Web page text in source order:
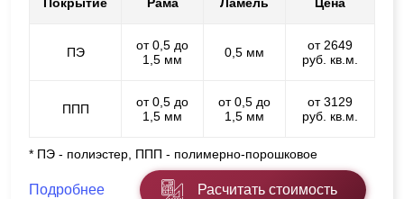
ПЭ
от 0,5 до
1,5 мм
0,5 мм
от 2649
руб. кв.м.
ППП
от 0,5 до
1,5 мм
от 0,5 до
1,5 мм
от 3129
руб. кв.м.
* ПЭ - полиэстер, ППП - полимерно-порошковое
Подробнее Расчитать стоимость